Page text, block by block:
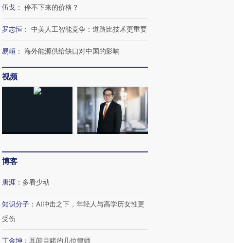
入侵”还是“人道危
民潮撕裂西班牙
湖北宜昌局部短时降雨
哈尔滨遭遇短时极端强降
走进第四届链博
伍戈 ： 停不下来的价格？
罗志恒 ： 中美人工智能竞争：道路比技术更重要
易峘 ： 海外能源供给缺口对中国的影响
视频
博客
唐涯 ： 多看少动
知识分子 ： AI冲击之下，年轻人与高学历女性更
受伤
丁金坤 ： 耳闻目睹的几位律师